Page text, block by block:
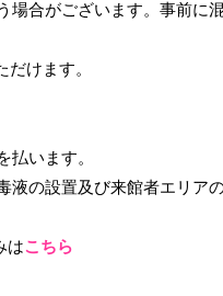
場合がございます。事前に
だけます。
払います。
液の設置及び来館者エリア
はこちら